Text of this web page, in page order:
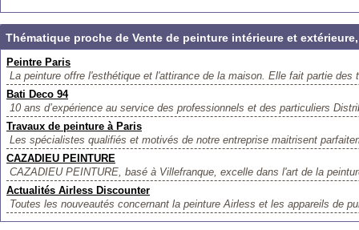
Thématique proche de Vente de peinture intérieure et
Peintre Paris
La peinture offre l'esthétique et l'attirance de la maison. Elle fait partie des
Bati Deco 94
10 ans d’expérience au service des professionnels et des particuliers
Travaux de peinture à Paris
Les spécialistes qualifiés et motivés de notre entreprise maitrisent
CAZADIEU PEINTURE
CAZADIEU PEINTURE, basé à Villefranque, excelle dans l'art de la
Actualités Airless Discounter
Toutes les nouveautés concernant la peinture Airless et les appareils de